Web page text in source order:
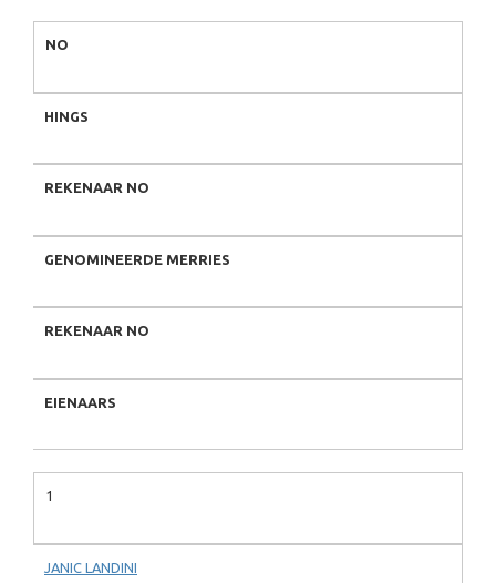
NO
HINGS
REKENAAR NO
GENOMINEERDE MERRIES
REKENAAR NO
EIENAARS
1
JANIC LANDINI